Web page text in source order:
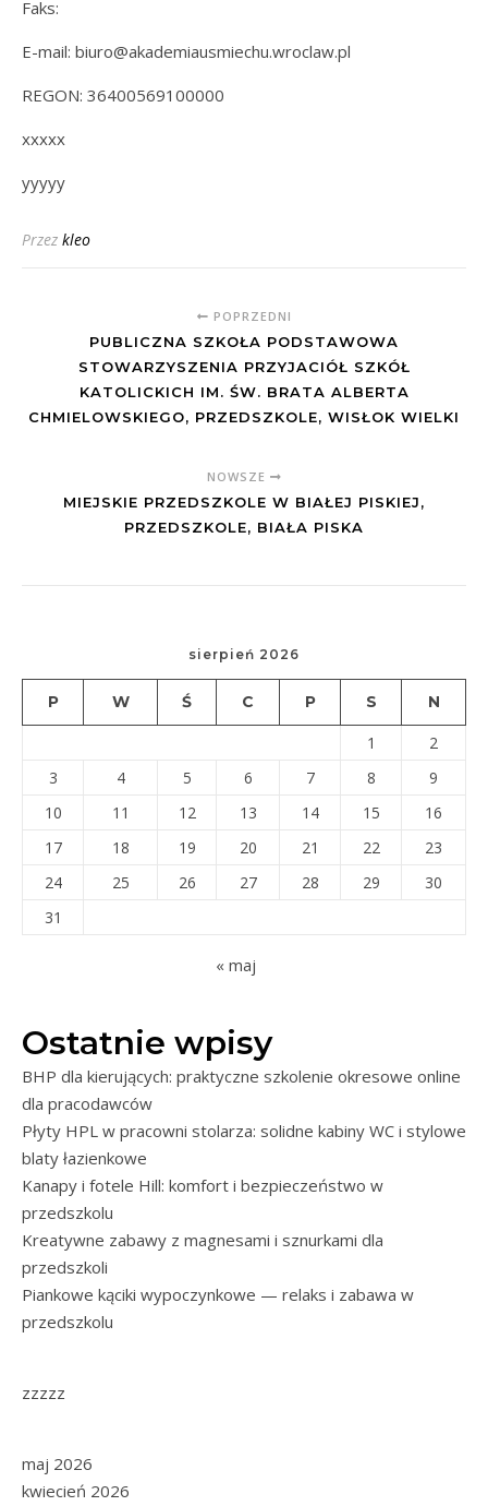
Faks:
E-mail: biuro@akademiausmiechu.wroclaw.pl
REGON: 36400569100000
xxxxx
yyyyy
Przez kleo
POPRZEDNI
PUBLICZNA SZKOŁA PODSTAWOWA
STOWARZYSZENIA PRZYJACIÓŁ SZKÓŁ
KATOLICKICH IM. ŚW. BRATA ALBERTA
CHMIELOWSKIEGO, PRZEDSZKOLE, WISŁOK WIELKI
NOWSZE
MIEJSKIE PRZEDSZKOLE W BIAŁEJ PISKIEJ,
PRZEDSZKOLE, BIAŁA PISKA
sierpień 2026
P W Ś C P S N
1
2
3
4 5 6 7 8
9
10
11 12 13 14 15
16
17
18 19 20 21 22
23
24
25 26 27 28 29
30
31
« maj
Ostatnie wpisy
BHP dla kierujących: praktyczne szkolenie okresowe online
dla pracodawców
Płyty HPL w pracowni stolarza: solidne kabiny WC i stylowe
blaty łazienkowe
Kanapy i fotele Hill: komfort i bezpieczeństwo w
przedszkolu
Kreatywne zabawy z magnesami i sznurkami dla
przedszkoli
Piankowe kąciki wypoczynkowe — relaks i zabawa w
przedszkolu
zzzzz
maj 2026
kwiecień 2026